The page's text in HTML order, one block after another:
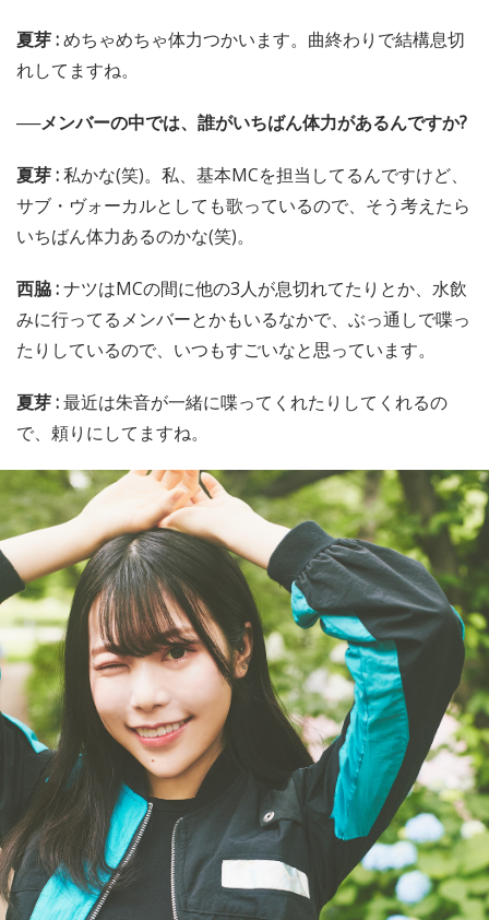
夏芽 :めちゃめちゃ体力つかいます。曲終わりで結構息切
れしてますね。
──メンバーの中では、誰がいちばん体力があるんですか?
夏芽 :私かな(笑)。私、基本MCを担当してるんですけど、
サブ・ヴォーカルとしても歌っているので、そう考えたら
いちばん体力あるのかな(笑)。
西脇 :ナツはMCの間に他の3人が息切れてたりとか、水飲
みに行ってるメンバーとかもいるなかで、ぶっ通しで喋っ
たりしているので、いつもすごいなと思っています。
夏芽 :最近は朱音が一緒に喋ってくれたりしてくれるの
で、頼りにしてますね。